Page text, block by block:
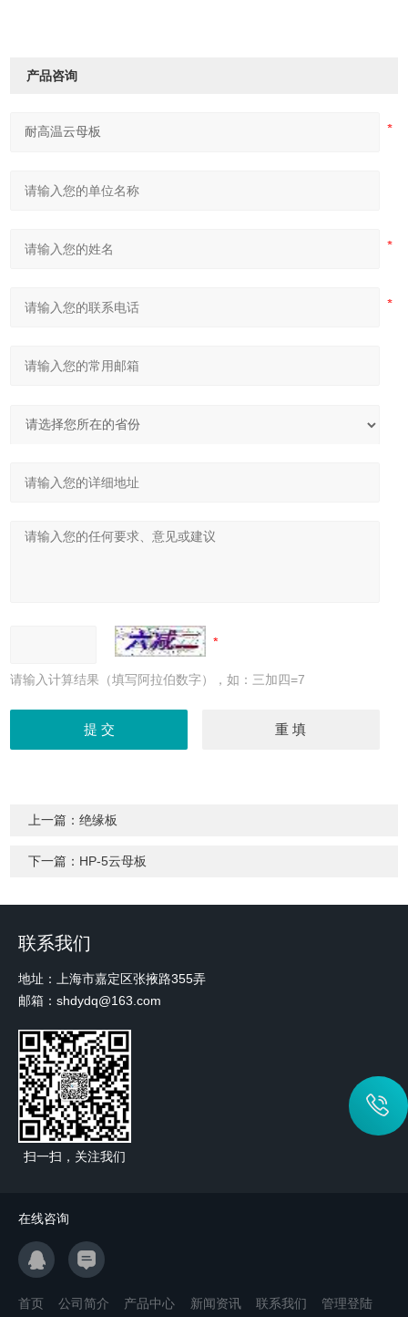
产品咨询
请输入计算结果（填写阿拉伯数字），如：三加四=7
上一篇：绝缘板
下一篇： HP-5云母板
联系我们
地址：上海市嘉定区张掖路355弄
邮箱：shdydq@163.com
扫一扫，关注我们
在线咨询
首页 公司简介 产品中心 新闻资讯 联系我们 管理登陆